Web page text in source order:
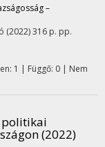
–
(2022)316 p. pp.
1 | Függő: 0 | Nem
politikai
(2022)